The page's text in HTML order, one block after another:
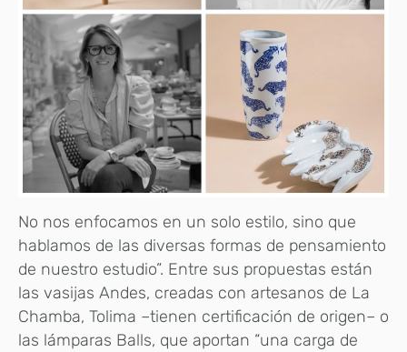
No nos enfocamos en un solo estilo, sino que
hablamos de las diversas formas de pensamiento
de nuestro estudio”. Entre sus propuestas están
las vasijas Andes, creadas con artesanos de La
Chamba, Tolima –tienen certificación de origen– o
las lámparas Balls, que aportan “una carga de